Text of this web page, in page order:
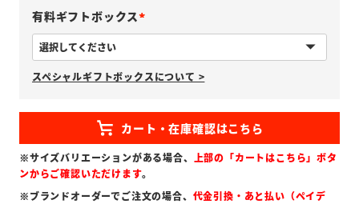
有料ギフトボックス
必
須
)
スペシャルギフトボックスについて >
※サイズバリエーションがある場合、 上部の「カートはこちら」ボタ
ンからご確認いただけます。
※ブランドオーダーでご注文の場合、 代金引換・あと払い（ペイデ